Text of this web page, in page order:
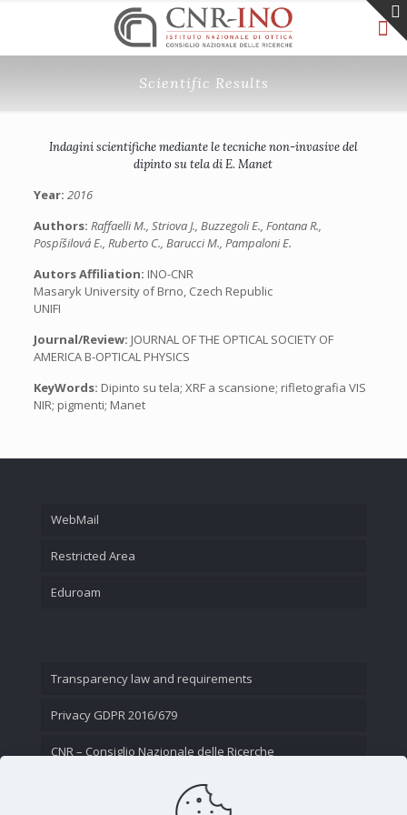
Scientific Results
Indagini scientifiche mediante le tecniche non-invasive del
dipinto su tela di E. Manet
Year: 2016
Authors: Raffaelli M., Striova J., Buzzegoli E., Fontana R.,
Pospíšilová E., Ruberto C., Barucci M., Pampaloni E.
Autors Affiliation: INO-CNR
Masaryk University of Brno, Czech Republic
UNIFI
Journal/Review: JOURNAL OF THE OPTICAL SOCIETY OF
AMERICA B-OPTICAL PHYSICS
KeyWords: Dipinto su tela; XRF a scansione; rifletografia VIS
NIR; pigmenti; Manet
WebMail
Restricted Area
Eduroam
Transparency law and requirements
Privacy GDPR 2016/679
CNR – Consiglio Nazionale delle Ricerche